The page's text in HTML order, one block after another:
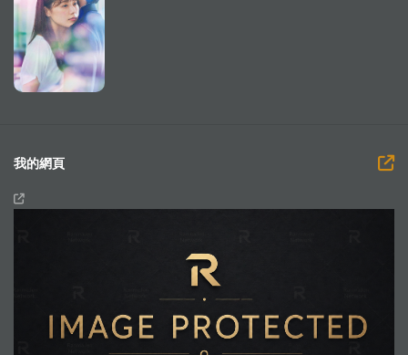
我的網頁